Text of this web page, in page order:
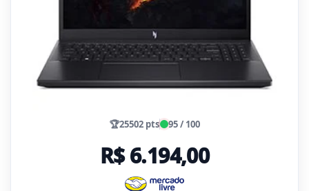
🏆25502 pts 95 / 100
R$ 6.194,00